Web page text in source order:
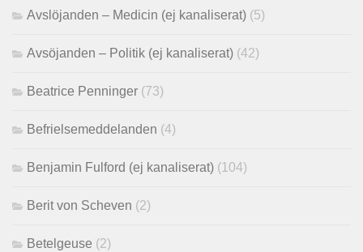
Avslöjanden – Medicin (ej kanaliserat) (5)
Avsöjanden – Politik (ej kanaliserat) (42)
Beatrice Penninger (73)
Befrielsemeddelanden (4)
Benjamin Fulford (ej kanaliserat) (104)
Berit von Scheven (2)
Betelgeuse (2)